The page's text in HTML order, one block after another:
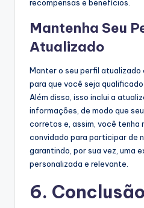
recompensas e benefícios.
Mantenha Seu
Atualizado
Manter o seu perfil atualizado
para que você seja qualificado
Além disso, isso inclui a
informações, de modo que
corretos e, assim, você tenha
convidado para participar de
garantindo, por sua vez, uma
personalizada e relevante.
6. Conclusão